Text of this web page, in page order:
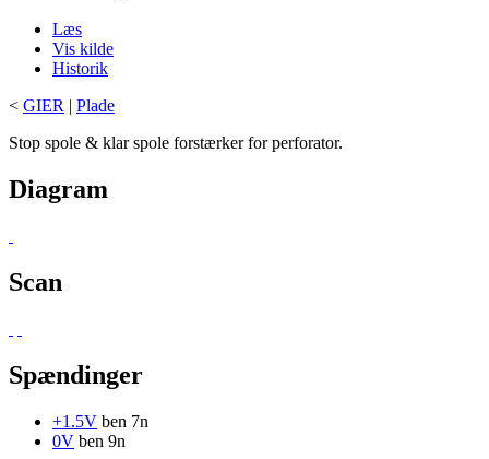
Læs
Vis kilde
Historik
< GIER | Plade
Stop spole & klar spole forstærker for perforator.
Diagram
Scan
Spændinger
+1.5V ben 7n
0V ben 9n